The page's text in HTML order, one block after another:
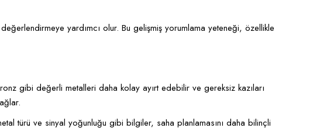
yardımcı olur. Bu gelişmiş yorumlama yeteneği, özellikle
gibi değerli metalleri daha kolay ayırt edebilir ve gereksiz kazıları
türü ve sinyal yoğunluğu gibi bilgiler, saha planlamasını daha bilinçli